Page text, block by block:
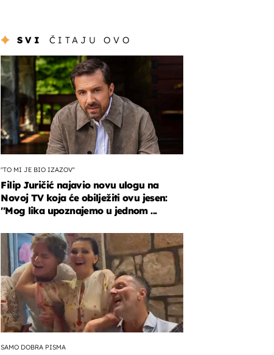
SVI ČITAJU OVO
''TO MI JE BIO IZAZOV''
Filip Juričić najavio novu ulogu na
Novoj TV koja će obilježiti ovu jesen:
''Mog lika upoznajemo u jednom ...
SAMO DOBRA PISMA